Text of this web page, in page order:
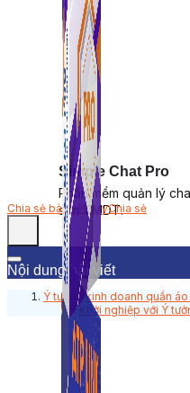
Simple Chat Pro
Phần mềm quản lý
sàn TMDT.
Chia sẻ bài viết nàyChia sẻ
Nội dung bài viết
Ý tưởng kinh doanh quần
Khởi nghiệp với Ý